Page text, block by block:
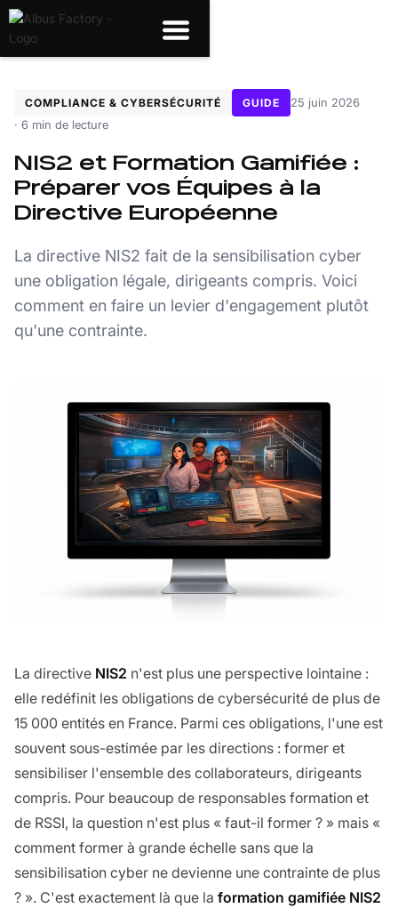
COMPLIANCE & CYBERSÉCURITÉ GUIDE
25 juin 2026
· 6 min de lecture
NIS2 et Formation Gamifiée :
Préparer vos Équipes à la
Directive Européenne
La directive NIS2 fait de la sensibilisation cyber
une obligation légale, dirigeants compris. Voici
comment en faire un levier d'engagement plutôt
qu'une contrainte.
La directive NIS2 n'est plus une perspective lointaine :
elle redéfinit les obligations de cybersécurité de plus de
15 000 entités en France. Parmi ces obligations, l'une est
souvent sous-estimée par les directions : former et
sensibiliser l'ensemble des collaborateurs, dirigeants
compris. Pour beaucoup de responsables formation et
de RSSI, la question n'est plus « faut-il former ? » mais «
comment former à grande échelle sans que la
sensibilisation cyber ne devienne une contrainte de plus
? ». C'est exactement là que la formation gamifiée NIS2